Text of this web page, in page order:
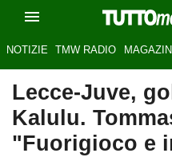
NOTIZIE TMW RADIO
Lecce-Juve,
Kalulu.
"Fuorigioco e